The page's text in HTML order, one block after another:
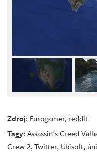
Zdroj: Eurogamer, reddit
Tagy:Assassin's Creed
Crew 2,Twitter, Ubisoft,